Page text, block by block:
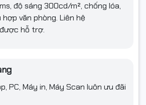
độ sáng 300cd/m², chống lóa,
hợp văn phòng. Liên hệ
hỗ trợ.
PC, Máy in, Máy Scan luôn ưu đãi